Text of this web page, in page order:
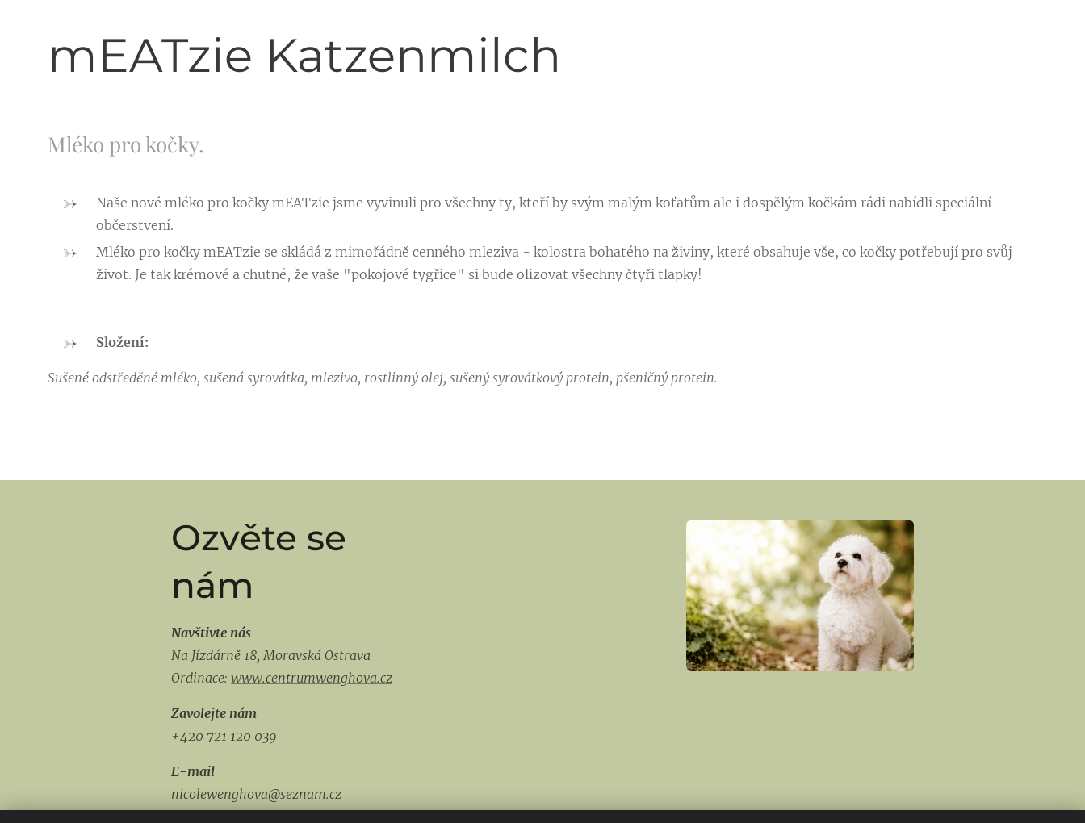
mEATzie Katzenmilch
Mléko pro kočky.
Naše nové mléko pro kočky mEATzie jsme vyvinuli pro všechny ty, kteří by svým malým koťatům ale i dospělým kočkám rádi nabídli speciální
občerstvení.
Mléko pro kočky mEATzie se skládá z mimořádně cenného mleziva - kolostra bohatého na živiny, které obsahuje vše, co kočky potřebují pro svůj
život. Je tak krémové a chutné, že vaše "pokojové tygřice" si bude olizovat všechny čtyři tlapky!
Složení:
Sušené odstředěné mléko, sušená syrovátka, mlezivo, rostlinný olej, sušený syrovátkový protein, pšeničný protein.
Ozvěte se
nám
Navštivte nás
Na Jízdárně 18, Moravská Ostrava
Ordinace: www.centrumwenghova.cz
Zavolejte nám
+420 721 120 039
E-mail
nicolewenghova@seznam.cz